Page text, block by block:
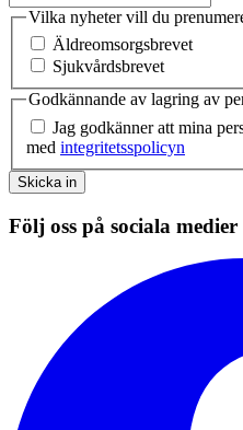
Vilka nyheter vill du
Äldreomsorgsbrevet
Sjukvårdsbrevet
Godkännande av lagring av
Jag godkänner att mina
med integritetsspolicyn
Skicka in
Följ oss på sociala medier